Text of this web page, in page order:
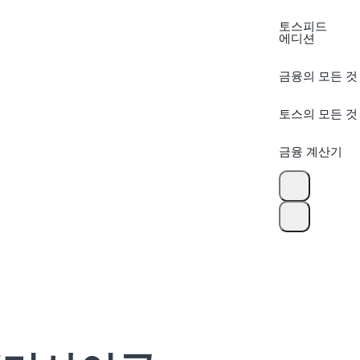
토스피드
에디션
금융의 모든 것
토스의 모든 것
금융 계산기